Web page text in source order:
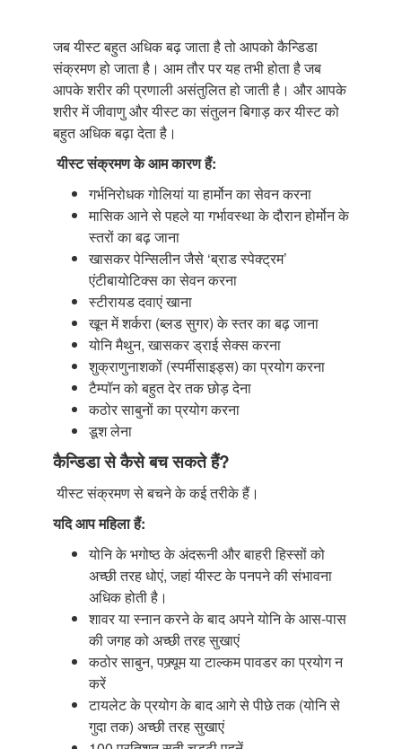
जब यीस्ट बहुत अधिक बढ़ जाता है तो आपको कैन्डिडा
संक्रमण हो जाता है। आम तौर पर यह तभी होता है जब
आपके शरीर की प्रणाली असंतुलित हो जाती है। और आपके
शरीर में जीवाणु और यीस्ट का संतुलन बिगाड़ कर यीस्ट को
बहुत अधिक बढ़ा देता है।
यीस्ट संक्रमण के आम कारण हैं:
गर्भनिरोधक गोलियां या हार्मोन का सेवन करना
मासिक आने से पहले या गर्भावस्था के दौरान होर्मोन के
स्तरों का बढ़ जाना
खासकर पेन्सिलीन जैसे ‘ब्राड स्पेक्ट्रम’
एंटीबायोटिक्स का सेवन करना
स्टीरायड दवाएं खाना
खून में शर्करा (ब्लड सुगर) के स्तर का बढ़ जाना
योनि मैथुन, खासकर ड्राई सेक्स करना
शुक्राणुनाशकों (स्पर्मीसाइड्स) का प्रयोग करना
टैम्पॉन को बहुत देर तक छोड़ देना
कठोर साबुनों का प्रयोग करना
डूश लेना
कैन्डिडा से कैसे बच सकते हैं?
यीस्ट संक्रमण से बचने के कई तरीके हैं।
यदि आप महिला हैं:
योनि के भगोष्ठ के अंदरूनी और बाहरी हिस्सों को
अच्छी तरह धोएं, जहां यीस्ट के पनपने की संभावना
अधिक होती है।
शावर या स्नान करने के बाद अपने योनि के आस-पास
की जगह को अच्छी तरह सुखाएं
कठोर साबुन, पफ्र्यूम या टाल्कम पावडर का प्रयोग न
करें
टायलेट के प्रयोग के बाद आगे से पीछे तक (योनि से
गुदा तक) अच्छी तरह सुखाएं